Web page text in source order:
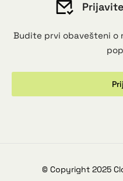
Budite prvi obavešteni o
© Copyright 2025